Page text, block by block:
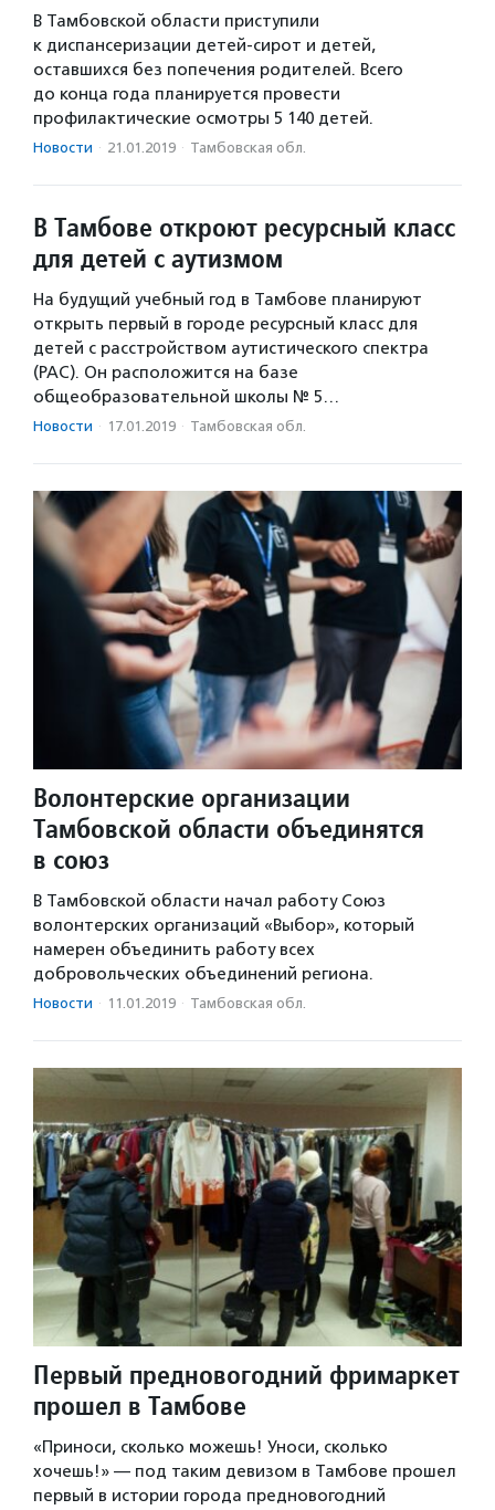
В Тамбовской области приступили
к диспансеризации детей-сирот и детей,
оставшихся без попечения родителей. Всего
до конца года планируется провести
профилактические осмотры 5 140 детей.
Новости · 21.01.2019 · Тамбовская обл.
В Тамбове откроют ресурсный класс
для детей с аутизмом
На будущий учебный год в Тамбове планируют
открыть первый в городе ресурсный класс для
детей с расстройством аутистического спектра
(РАС). Он расположится на базе
общеобразовательной школы № 5…
Новости · 17.01.2019 · Тамбовская обл.
Волонтерские организации
Тамбовской области объединятся
в союз
В Тамбовской области начал работу Союз
волонтерских организаций «Выбор», который
намерен объединить работу всех
добровольческих объединений региона.
Новости · 11.01.2019 · Тамбовская обл.
Первый предновогодний фримаркет
прошел в Тамбове
«Приноси, сколько можешь! Уноси, сколько
хочешь!» — под таким девизом в Тамбове прошел
первый в истории города предновогодний